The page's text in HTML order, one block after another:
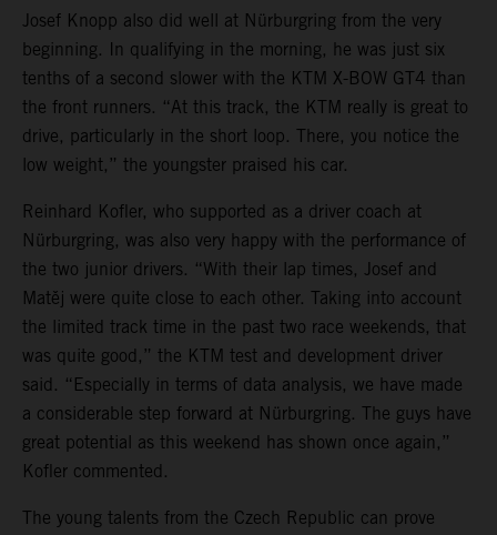
Josef Knopp also did well at Nürburgring from the very
beginning. In qualifying in the morning, he was just six
tenths of a second slower with the KTM X-BOW GT4 than
the front runners. “At this track, the KTM really is great to
drive, particularly in the short loop. There, you notice the
low weight,” the youngster praised his car.
Reinhard Kofler, who supported as a driver coach at
Nürburgring, was also very happy with the performance of
the two junior drivers. “With their lap times, Josef and
Matěj were quite close to each other. Taking into account
the limited track time in the past two race weekends, that
was quite good,” the KTM test and development driver
said. “Especially in terms of data analysis, we have made
a considerable step forward at Nürburgring. The guys have
great potential as this weekend has shown once again,”
Kofler commented.
The young talents from the Czech Republic can prove